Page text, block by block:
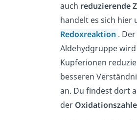
auch reduzierende
handelt es sich hier
Redoxreaktion .
Aldehydgruppe
Kupferionen
besseren
an. Du findest dort
der